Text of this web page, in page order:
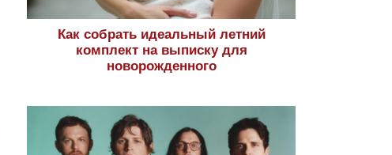
Как собрать идеальный летний
комплект на выписку для
новорожденного